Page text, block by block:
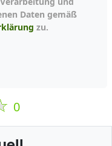
Daten gemäß
zu.
0